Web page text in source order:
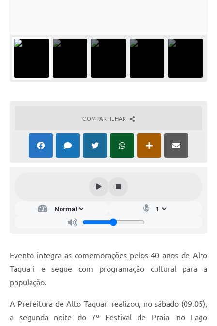
COMPARTILHAR
Evento integra as comemorações pelos 40 anos de Alto
Taquari e segue com programação cultural para a
população.
A Prefeitura de Alto Taquari realizou, no sábado (09.05),
a segunda noite do 7º Festival de Praia, no Lago